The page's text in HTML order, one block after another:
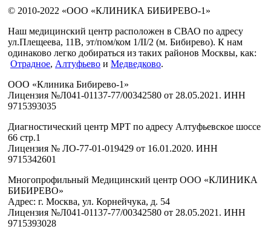
© 2010-2022 «ООО «КЛИНИКА БИБИРЕВО-1»
Наш медицинский центр расположен в СВАО по адресу
ул.Плещеева, 11В, эт/пом/ком 1/II/2 (м. Бибирево). К нам
одинаково легко добираться из таких районов Москвы, как:
Отрадное, Алтуфьево и Медведково.
ООО «Клиника Бибирево-1»
Лицензия №Л041-01137-77/00342580 от 28.05.2021. ИНН
9715393035
Диагностический центр МРТ по адресу Алтуфьевское шоссе
66 стр.1
Лицензия № ЛО-77-01-019429 от 16.01.2020. ИНН
9715342601
Многопрофильный Медицинский центр ООО «КЛИНИКА
БИБИРЕВО»
Адрес: г. Москва, ул. Корнейчука, д. 54
Лицензия №Л041-01137-77/00342580 от 28.05.2021. ИНН
9715393028